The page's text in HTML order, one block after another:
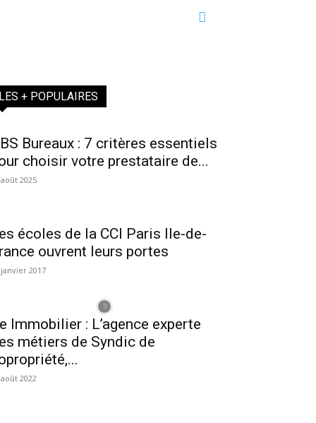
LES + POPULAIRES
Bureaux : 7 critères essentiels
choisir votre prestataire de...
2025
écoles de la CCI Paris Ile-de-
ouvrent leurs portes
2017
Immobilier : L’agence experte
métiers de Syndic de
2022